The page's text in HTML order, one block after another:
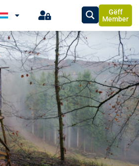
Gëff
Member